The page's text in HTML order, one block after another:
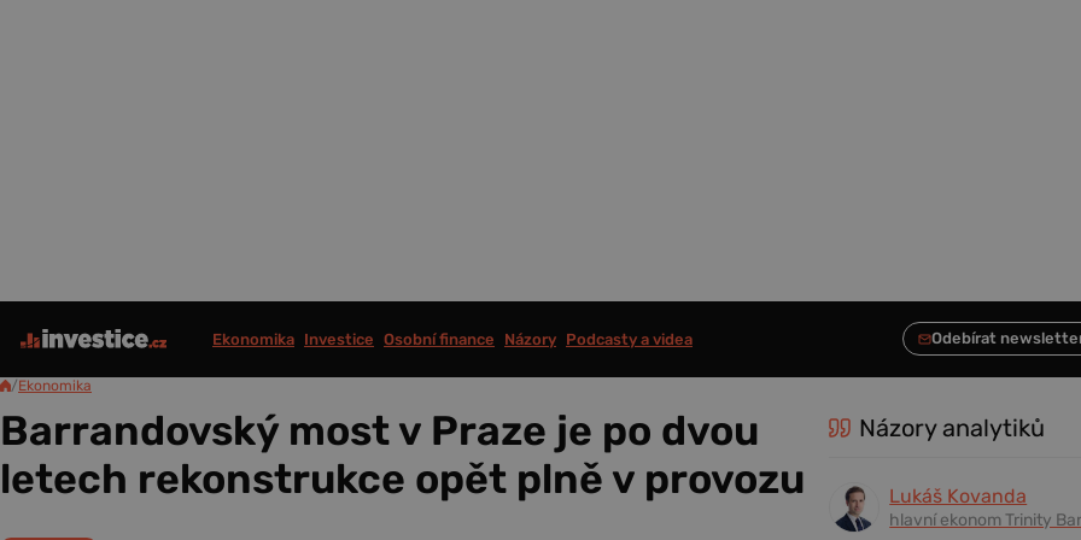
Ekonomika Investice Osobní finance Názory Podcasty a videa
/Ekonomika
Barrandovský most v Praze je po dvou
letech rekonstrukce opět plně v provozu
Názory analytiků
Lukáš Kovanda
hlavní ekonom Trinity